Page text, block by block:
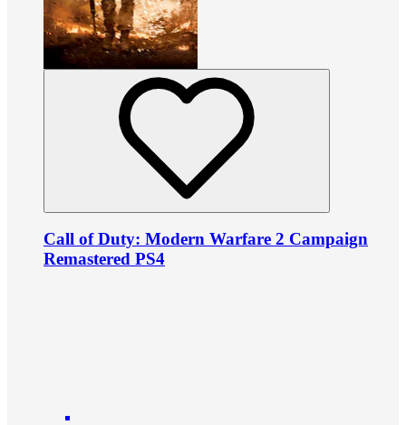
Call of Duty: Modern Warfare 2 Campaign
Remastered PS4